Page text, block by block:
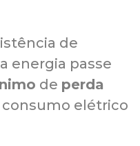
de
energia passe
de perda
elétrico